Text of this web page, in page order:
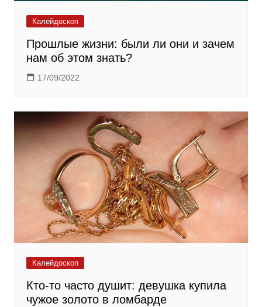
Калейдоскоп
Прошлые жизни: были ли они и зачем
нам об этом знать?
17/09/2022
Калейдоскоп
Кто-то часто душит: девушка купила
чужое золото в ломбарде